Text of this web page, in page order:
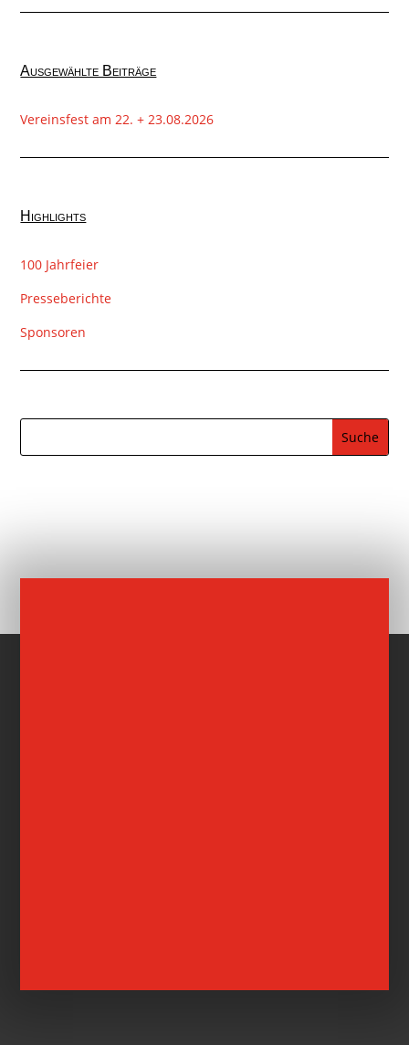
Ausgewählte Beiträge
Vereinsfest am 22. + 23.08.2026
Highlights
100 Jahrfeier
Presseberichte
Sponsoren